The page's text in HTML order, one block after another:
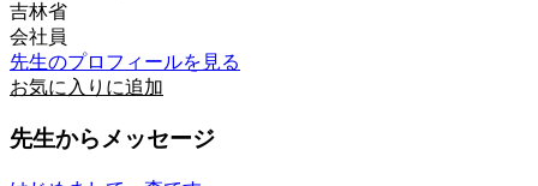
吉林省
会社員
先生のプロフィールを見る
お気に入りに追加
先生からメッセージ